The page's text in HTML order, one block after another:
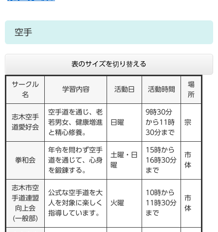
空手
表のサイズを切り替える
サークル
名
学習内容 活動日 活動時間
場
所
志木空手
道愛好会
空手道を通じ、老
若男女、健康増進
と精心修養。
日曜
9時30分
から11時
30分まで
宗
拳和会
年令を問わず空手
道を通じて、心身
を鍛錬する。
土曜・日
曜
15時から
16時30分
まで
市
体
志木市空
手道連盟
向上会
(一般部)
公式な空手道を大
人を対象に楽しく
指導しています。
火曜
10時から
11時30分
まで
市
体